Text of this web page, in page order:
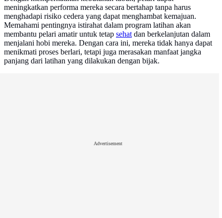
meningkatkan performa mereka secara bertahap tanpa harus
menghadapi risiko cedera yang dapat menghambat kemajuan.
Memahami pentingnya istirahat dalam program latihan akan
membantu pelari amatir untuk tetap sehat dan berkelanjutan dalam
menjalani hobi mereka. Dengan cara ini, mereka tidak hanya dapat
menikmati proses berlari, tetapi juga merasakan manfaat jangka
panjang dari latihan yang dilakukan dengan bijak.
Advertisement